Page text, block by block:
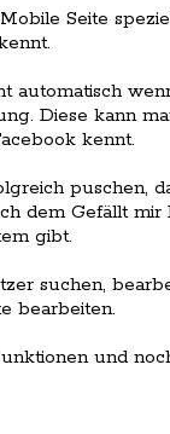
Seite
automatisch
Diese kann
kennt.
puschen,
dem Gefällt
gibt.
suchen,
bearbeiten.
und